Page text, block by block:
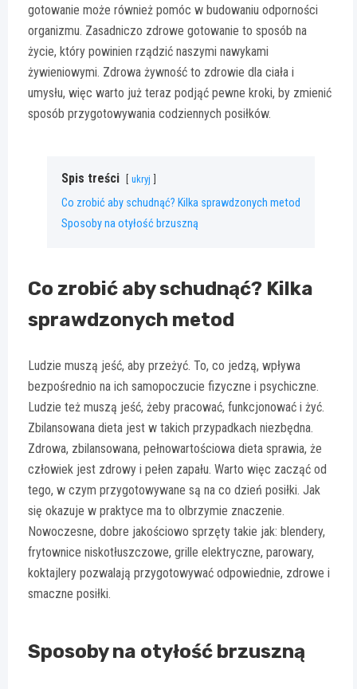
gotowanie może również pomóc w budowaniu odporności
organizmu. Zasadniczo zdrowe gotowanie to sposób na
życie, który powinien rządzić naszymi nawykami
żywieniowymi. Zdrowa żywność to zdrowie dla ciała i
umysłu, więc warto już teraz podjąć pewne kroki, by zmienić
sposób przygotowywania codziennych posiłków.
Spis treści ukryj
Co zrobić aby schudnąć? Kilka sprawdzonych metod
Sposoby na otyłość brzuszną
Co zrobić aby schudnąć? Kilka
sprawdzonych metod
Ludzie muszą jeść, aby przeżyć. To, co jedzą, wpływa
bezpośrednio na ich samopoczucie fizyczne i psychiczne.
Ludzie też muszą jeść, żeby pracować, funkcjonować i żyć.
Zbilansowana dieta jest w takich przypadkach niezbędna.
Zdrowa, zbilansowana, pełnowartościowa dieta sprawia, że ​​
człowiek jest zdrowy i pełen zapału. Warto więc zacząć od
tego, w czym przygotowywane są na co dzień posiłki. Jak
się okazuje w praktyce ma to olbrzymie znaczenie.
Nowoczesne, dobre jakościowo sprzęty takie jak: blendery,
frytownice niskotłuszczowe, grille elektryczne, parowary,
koktajlery pozwalają przygotowywać odpowiednie, zdrowe i
smaczne posiłki.
Sposoby na otyłość brzuszną